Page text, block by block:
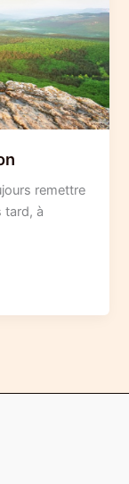
remettre
tard, à